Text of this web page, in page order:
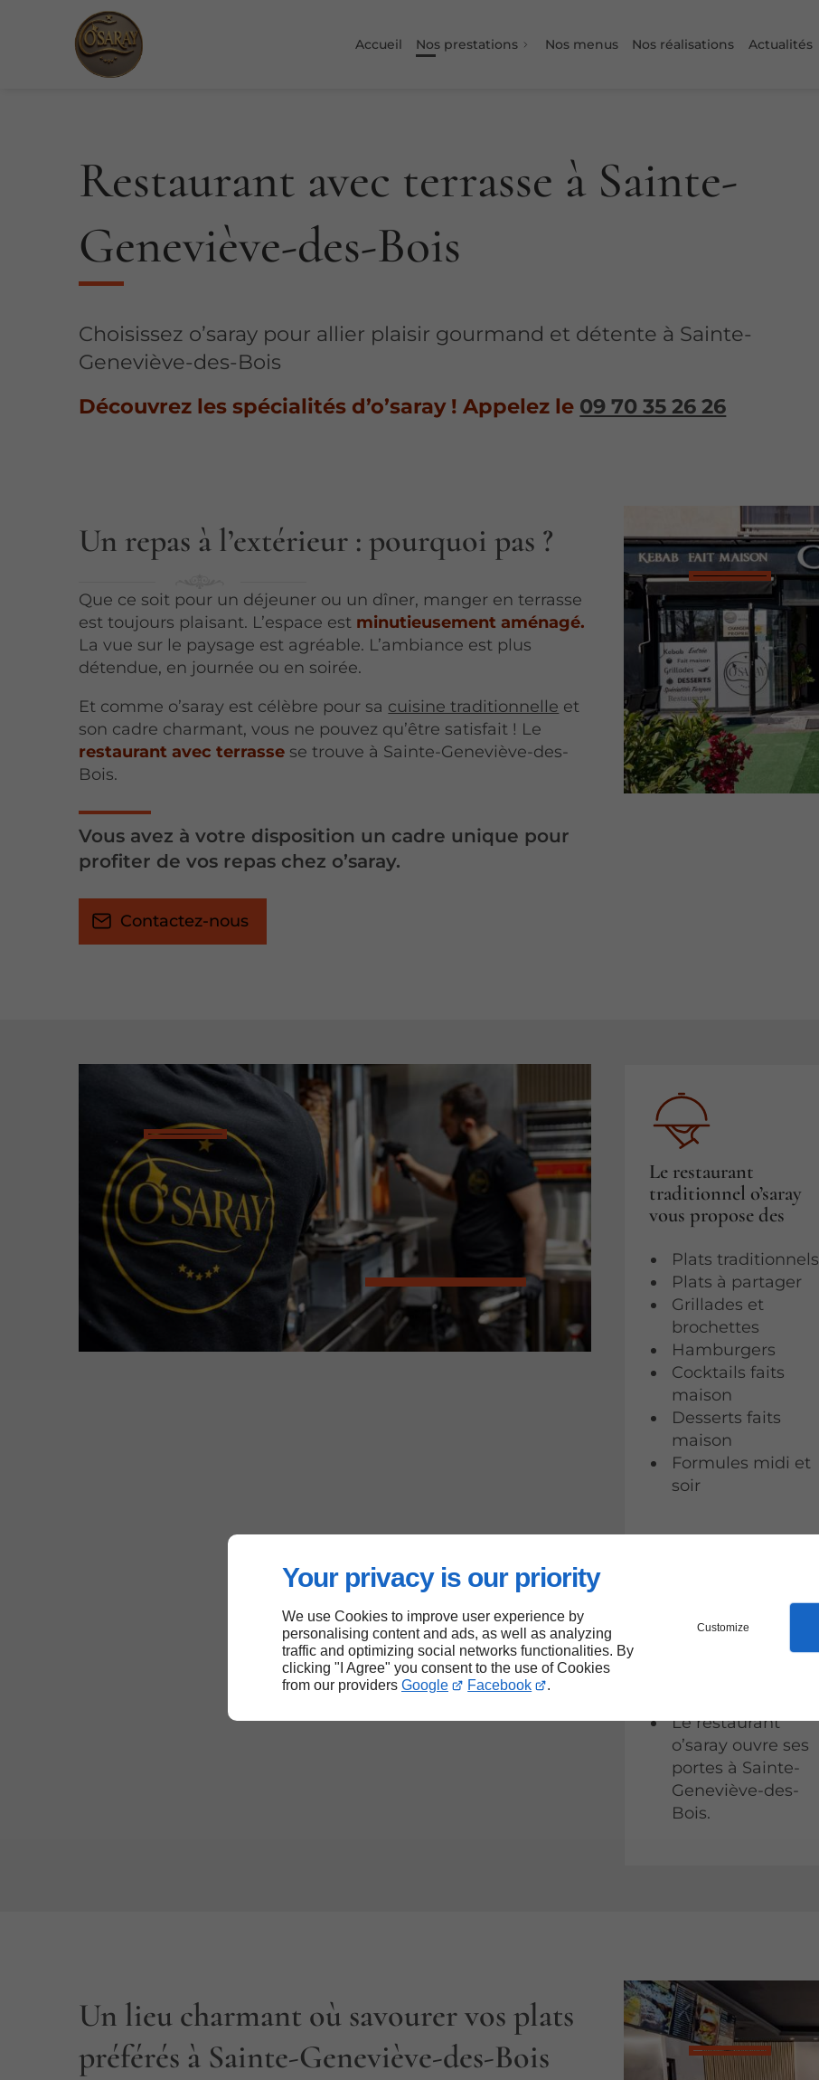
Your privacy is our priority
We use Cookies to improve user experience by
personalising content and ads, as well as analyzing
traffic and optimizing social networks functionalities. By
clicking "I Agree" you consent to the use of Cookies
from our providers Google Facebook .
Customize
Accueil Nos prestations Nos menus Nos réalisations Actualités
Restaurant avec terrasse à Sainte-
Geneviève-des-Bois
Choisissez o’saray pour allier plaisir gourmand et détente à Sainte-
Geneviève-des-Bois
Découvrez les spécialités d’o’saray ! Appelez le 09 70 35 26 26
Un repas à l’extérieur : pourquoi pas ?
Que ce soit pour un déjeuner ou un dîner, manger en terrasse
est toujours plaisant. L’espace est minutieusement aménagé.
La vue sur le paysage est agréable. L’ambiance est plus
détendue, en journée ou en soirée.
Et comme o’saray est célèbre pour sa cuisine traditionnelle et
son cadre charmant, vous ne pouvez qu’être satisfait ! Le
restaurant avec terrasse se trouve à Sainte-Geneviève-des-
Bois.
Vous avez à votre disposition un cadre unique pour
profiter de vos repas chez o’saray.
Contactez-nous
Le restaurant
traditionnel o’saray
vous propose des
Plats traditionnels
Plats à partager
Grillades et
brochettes
Hamburgers
Cocktails faits
maison
Desserts faits
maison
Formules midi et
soir
Le restaurant
o’saray ouvre ses
portes à Sainte-
Geneviève-des-
Bois.
Un lieu charmant où savourer vos plats
préférés à Sainte-Geneviève-des-Bois